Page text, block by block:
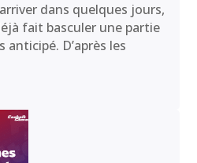
dans quelques jours,
fait basculer une partie
anticipé. D’après les